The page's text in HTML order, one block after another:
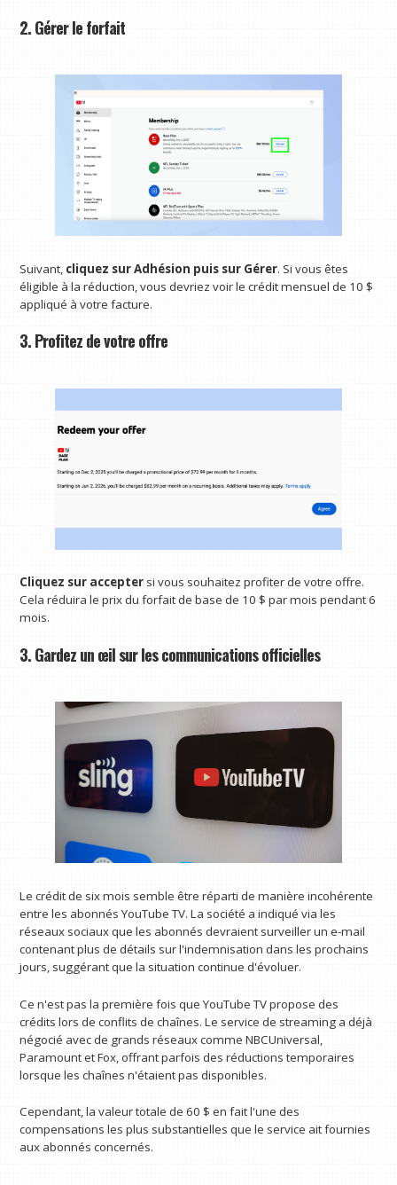
2. Gérer le forfait
Suivant, cliquez sur Adhésion puis sur Gérer. Si vous êtes
éligible à la réduction, vous devriez voir le crédit mensuel de 10 $
appliqué à votre facture.
3. Profitez de votre offre
Cliquez sur accepter si vous souhaitez profiter de votre offre.
Cela réduira le prix du forfait de base de 10 $ par mois pendant 6
mois.
3. Gardez un œil sur les communications officielles
Le crédit de six mois semble être réparti de manière incohérente
entre les abonnés YouTube TV. La société a indiqué via les
réseaux sociaux que les abonnés devraient surveiller un e-mail
contenant plus de détails sur l'indemnisation dans les prochains
jours, suggérant que la situation continue d'évoluer.
Ce n'est pas la première fois que YouTube TV propose des
crédits lors de conflits de chaînes. Le service de streaming a déjà
négocié avec de grands réseaux comme NBCUniversal,
Paramount et Fox, offrant parfois des réductions temporaires
lorsque les chaînes n'étaient pas disponibles.
Cependant, la valeur totale de 60 $ en fait l'une des
compensations les plus substantielles que le service ait fournies
aux abonnés concernés.